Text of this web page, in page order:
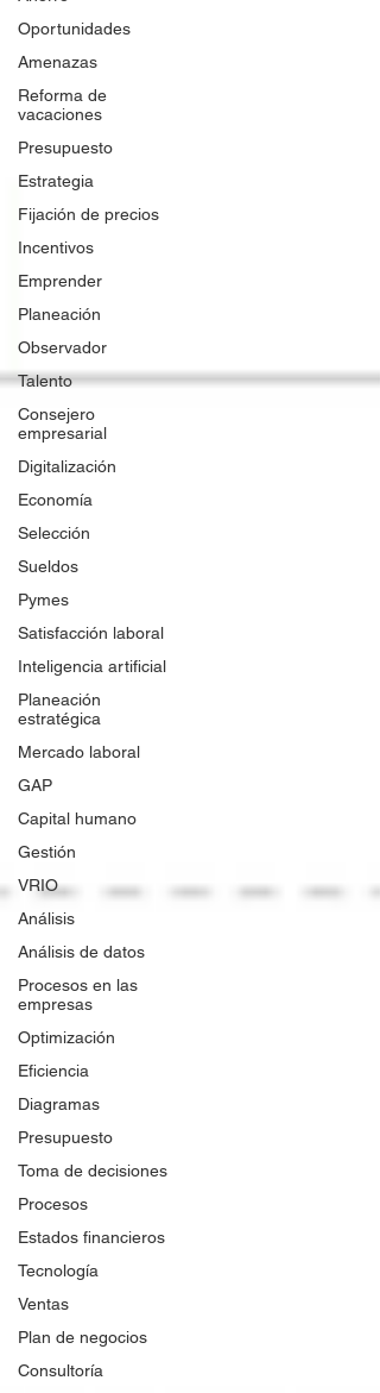
Oportunidades
Amenazas
Reforma de
vacaciones
Presupuesto
Estrategia
Fijación de precios
Incentivos
Emprender
Planeación
Observador
Talento
Consejero
empresarial
Digitalización
Economía
Selección
Sueldos
Pymes
Satisfacción laboral
Inteligencia artificial
Planeación
estratégica
Mercado laboral
GAP
Capital humano
Gestión
VRIO
Análisis
Análisis de datos
Procesos en las
empresas
Optimización
Eficiencia
Diagramas
Presupuesto
Toma de decisiones
Procesos
Estados financieros
Tecnología
Ventas
Plan de negocios
Consultoría